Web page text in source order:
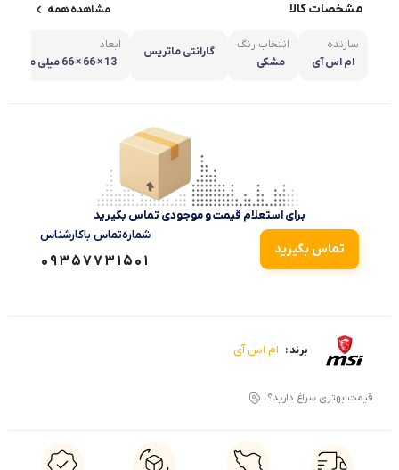
مشخصات کالا مشاهده همه
سازنده
ام اس آی
انتخاب رنگ
مشکی
گارانتی ماتریس
ابعاد
13 × 66 × 66 میلی متر
برای استعلام قیمت و موجودی تماس بگیرید
تماس بگیرید
شماره‌تماس‌ با‌کارشناس
09357731501
برند : ام اس آی
قیمت بهتری سراغ دارید؟